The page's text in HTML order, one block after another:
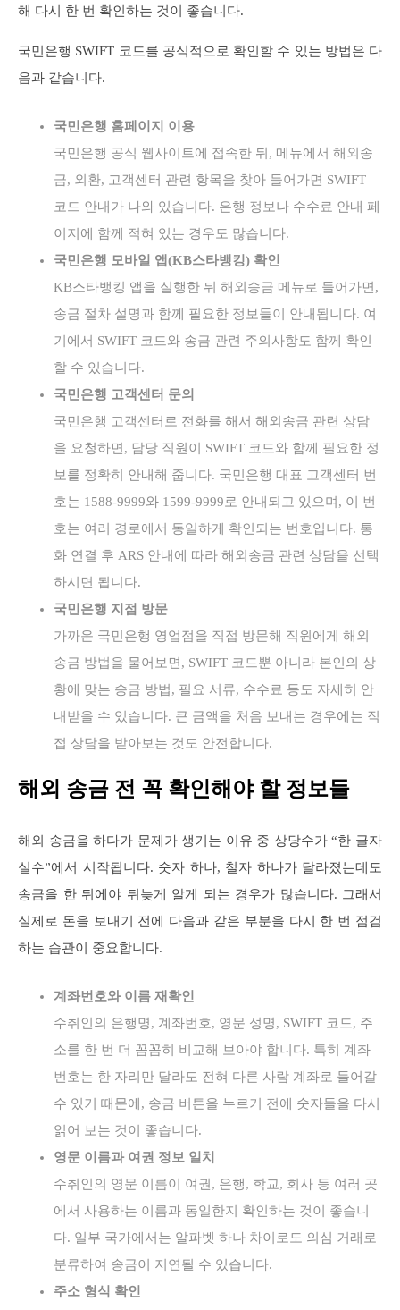
해 다시 한 번 확인하는 것이 좋습니다.
국민은행 SWIFT 코드를 공식적으로 확인할 수 있는 방법은 다
음과 같습니다.
국민은행 홈페이지 이용
국민은행 공식 웹사이트에 접속한 뒤, 메뉴에서 해외송
금, 외환, 고객센터 관련 항목을 찾아 들어가면 SWIFT
코드 안내가 나와 있습니다. 은행 정보나 수수료 안내 페
이지에 함께 적혀 있는 경우도 많습니다.
국민은행 모바일 앱(KB스타뱅킹) 확인
KB스타뱅킹 앱을 실행한 뒤 해외송금 메뉴로 들어가면,
송금 절차 설명과 함께 필요한 정보들이 안내됩니다. 여
기에서 SWIFT 코드와 송금 관련 주의사항도 함께 확인
할 수 있습니다.
국민은행 고객센터 문의
국민은행 고객센터로 전화를 해서 해외송금 관련 상담
을 요청하면, 담당 직원이 SWIFT 코드와 함께 필요한 정
보를 정확히 안내해 줍니다. 국민은행 대표 고객센터 번
호는 1588-9999와 1599-9999로 안내되고 있으며, 이 번
호는 여러 경로에서 동일하게 확인되는 번호입니다. 통
화 연결 후 ARS 안내에 따라 해외송금 관련 상담을 선택
하시면 됩니다.
국민은행 지점 방문
가까운 국민은행 영업점을 직접 방문해 직원에게 해외
송금 방법을 물어보면, SWIFT 코드뿐 아니라 본인의 상
황에 맞는 송금 방법, 필요 서류, 수수료 등도 자세히 안
내받을 수 있습니다. 큰 금액을 처음 보내는 경우에는 직
접 상담을 받아보는 것도 안전합니다.
해외 송금 전 꼭 확인해야 할 정보들
해외 송금을 하다가 문제가 생기는 이유 중 상당수가 “한 글자
실수”에서 시작됩니다. 숫자 하나, 철자 하나가 달라졌는데도
송금을 한 뒤에야 뒤늦게 알게 되는 경우가 많습니다. 그래서
실제로 돈을 보내기 전에 다음과 같은 부분을 다시 한 번 점검
하는 습관이 중요합니다.
계좌번호와 이름 재확인
수취인의 은행명, 계좌번호, 영문 성명, SWIFT 코드, 주
소를 한 번 더 꼼꼼히 비교해 보아야 합니다. 특히 계좌
번호는 한 자리만 달라도 전혀 다른 사람 계좌로 들어갈
수 있기 때문에, 송금 버튼을 누르기 전에 숫자들을 다시
읽어 보는 것이 좋습니다.
영문 이름과 여권 정보 일치
수취인의 영문 이름이 여권, 은행, 학교, 회사 등 여러 곳
에서 사용하는 이름과 동일한지 확인하는 것이 좋습니
다. 일부 국가에서는 알파벳 하나 차이로도 의심 거래로
분류하여 송금이 지연될 수 있습니다.
주소 형식 확인